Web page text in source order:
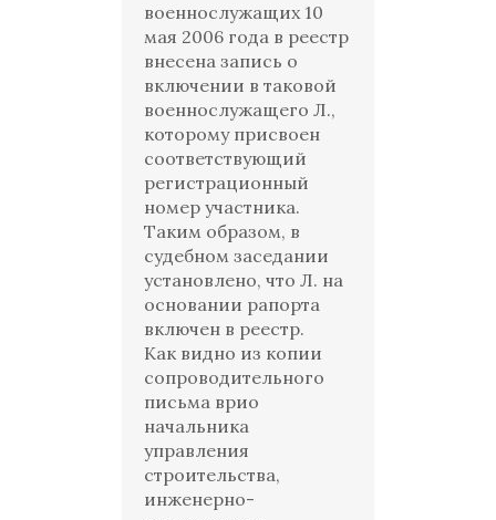
военнослужащих 10
мая 2006 года в реестр
внесена запись о
включении в таковой
военнослужащего Л.,
которому присвоен
соответствующий
регистрационный
номер участника.
Таким образом, в
судебном заседании
установлено, что Л. на
основании рапорта
включен в реестр.
Как видно из копии
сопроводительного
письма врио
начальника
управления
строительства,
инженерно-